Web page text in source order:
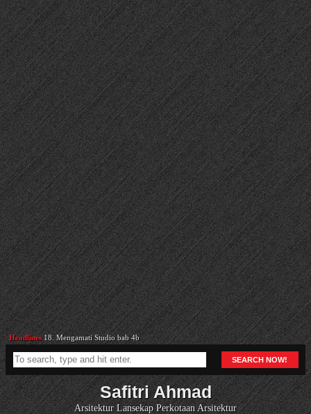
Headlines 18. Mengamati Studio bab 4b
Headlines9 Cara Merancang Taman Gaya Jepang
Headlines Cara Merancang Pseuderantheum Reticulatum “Golden”
Headlines Cara Merancang Lotus (Nelumbo Nucifera)
HeadlinesHindari Meletakkan Pohon Cemara Lilin di Fasad Depan (Dinding)
Headlines18. Mengamati Studio bab 4b
SEARCH NOW!
Safitri Ahmad
Arsitektur Lansekap Perkotaan Arsitektur